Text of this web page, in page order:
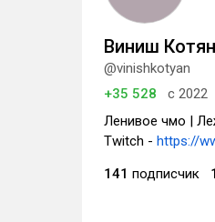
Виниш Котян
@vinishkotyan
+35 528
с 2022
Ленивое чмо |
Twitch - https://
141 подписчик